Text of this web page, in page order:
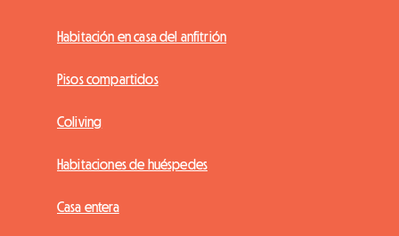
Habitación en casa del anfitrión
Pisos compartidos
Coliving
Habitaciones de huéspedes
Casa entera